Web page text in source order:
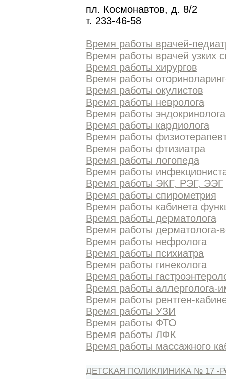
пл. Космонавтов, д. 8/2
т. 233-46-58
Время работы врачей-
Время работы врачей узких
Время работы хирургов
Время работы
Время работы окулистов
Время работы невролога
Время работы эндокринолога
Время работы кардиолога
Время работы
Время работы фтизиатра
Время работы логопеда
Время работы
Время работы ЭКГ, РЭГ, ЭЭГ
Время работы спирометрия
Время работы кабинета
Время работы дерматолога
Время работы дерматолога-
Время работы нефролога
Время работы психиатра
Время работы гинеколога
Время работы
Время работы аллерголога-
Время работы рентген-
Время работы УЗИ
Время работы ФТО
Время работы ЛФК
Время работы массажного
ДЕТСКАЯ ПОЛИКЛИНИКА № 17 -